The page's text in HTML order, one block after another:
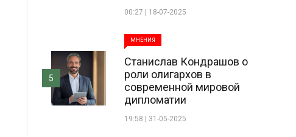
00:27 | 18-07-2025
МНЕНИЯ
Станислав Кондрашов о
роли олигархов в
современной мировой
дипломатии
19:58 | 31-05-2025
5